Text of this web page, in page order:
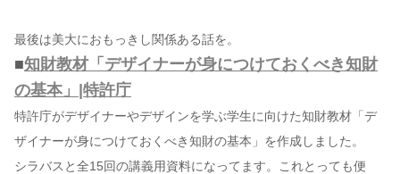
最後は美大におもっきし関係ある話を。
■知財教材「デザイナーが身につけておくべき知財
の基本」|特許庁
特許庁がデザイナーやデザインを学ぶ学生に向けた知財教材「デ
ザイナーが身につけておくべき知財の基本」を作成しました。
シラバスと全15回の講義用資料になってます。これとっても便